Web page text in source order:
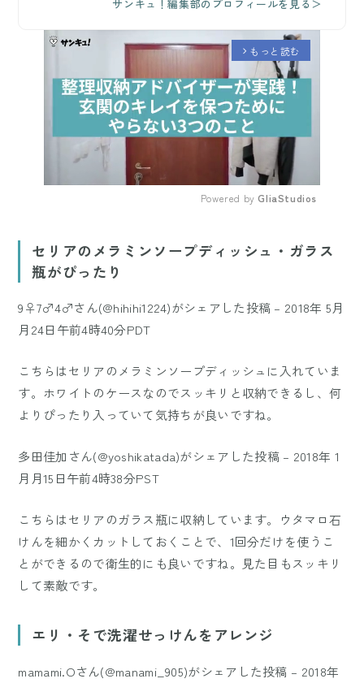
サンキュ！編集部のプロフィールを見る＞
arrow_forward_ios もっと読む
Powered by GliaStudios
セリアのメラミンソープディッシュ・ガラス
瓶がぴったり
9♀7♂4♂さん(@hihihi1224)がシェアした投稿 – 2018年 5月
月24日午前4時40分PDT
こちらはセリアのメラミンソープディッシュに入れていま
す。ホワイトのケースなのでスッキリと収納できるし、何
よりぴったり入っていて気持ちが良いですね。
多田佳加さん(@yoshikatada)がシェアした投稿– 2018年 1
月月15日午前4時38分PST
こちらはセリアのガラス瓶に収納しています。ウタマロ石
けんを細かくカットしておくことで、1回分だけを使うこ
とができるので衛生的にも良いですね。見た目もスッキリ
して素敵です。
エリ・そで洗濯せっけんをアレンジ
mamami.Oさん(@manami_905)がシェアした投稿 – 2018年